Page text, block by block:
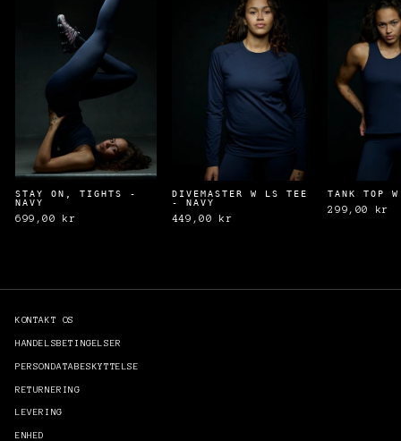
STAY ON, TIGHTS -
NAVY
699,00 kr
DIVEMASTER W LS TEE
- NAVY
449,00 kr
TANK TOP
299,00 kr
KONTAKT OS
HANDELSBETINGELSER
PERSONDATABESKYTTELSE
RETURNERING
LEVERING
ENHED